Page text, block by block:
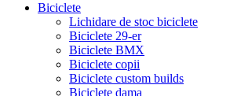
Biciclete
Lichidare de stoc biciclete
Biciclete 29-er
Biciclete BMX
Biciclete copii
Biciclete custom builds
Biciclete dama